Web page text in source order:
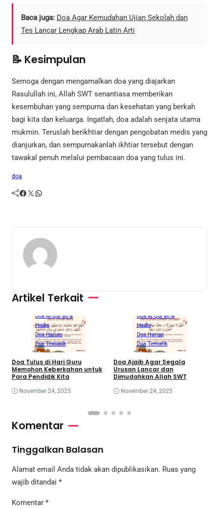
Baca juga: Doa Agar Kemudahan Ujian Sekolah dan
Tes Lancar Lengkap Arab Latin Arti
📝 Kesimpulan
Semoga dengan mengamalkan doa yang diajarkan
Rasulullah ini, Allah SWT senantiasa memberikan
kesembuhan yang sempurna dan kesehatan yang berkah
bagi kita dan keluarga. Ingatlah, doa adalah senjata utama
mukmin. Teruslah berikhtiar dengan pengobatan medis yang
dianjurkan, dan sempurnakanlah ikhtiar tersebut dengan
tawakal penuh melalui pembacaan doa yang tulus ini.
doa
Facebook Twitter WhatsApp
Artikel Terkait
Doa Al Qur'an &
Hadis
Doa Harian
Doa Tematik
Doa Tulus di Hari Guru
Memohon Keberkahan untuk
Para Pendidik Kita
November 24, 2025
Doa Al Qur'an &
Hadis
Doa Harian
Doa Tematik
Doa Ajaib Agar Segala
Urusan Lancar dan
Dimudahkan Allah SWT
November 24, 2025
Komentar
Tinggalkan Balasan
Alamat email Anda tidak akan dipublikasikan. Ruas yang
wajib ditandai *
Komentar *